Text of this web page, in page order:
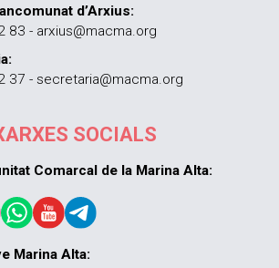
d’Arxius:
83 - arxius@macma.org
37 - secretaria@macma.org
SOCIALS
Comarcal de la Marina Alta:
Marina Alta: